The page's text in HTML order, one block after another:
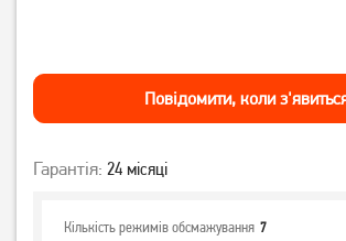
Повiдомити, коли
Гарантія: 24 місяці
Кількість режимів обсмажування 7